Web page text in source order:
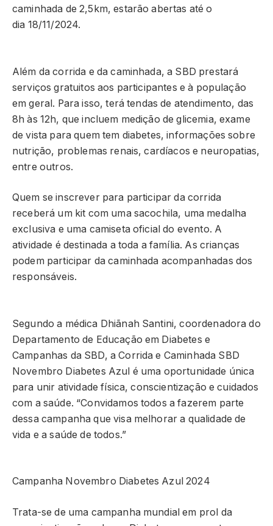
caminhada de 2,5km, estarão abertas até o
dia 18/11/2024.
Além da corrida e da caminhada, a SBD prestará
serviços gratuitos aos participantes e à população
em geral. Para isso, terá tendas de atendimento, das
8h às 12h, que incluem medição de glicemia, exame
de vista para quem tem diabetes, informações sobre
nutrição, problemas renais, cardíacos e neuropatias,
entre outros.
Quem se inscrever para participar da corrida
receberá um kit com uma sacochila, uma medalha
exclusiva e uma camiseta oficial do evento. A
atividade é destinada a toda a família. As crianças
podem participar da caminhada acompanhadas dos
responsáveis.
Segundo a médica Dhiãnah Santini, coordenadora do
Departamento de Educação em Diabetes e
Campanhas da SBD, a Corrida e Caminhada SBD
Novembro Diabetes Azul é uma oportunidade única
para unir atividade física, conscientização e cuidados
com a saúde. “Convidamos todos a fazerem parte
dessa campanha que visa melhorar a qualidade de
vida e a saúde de todos.”
Campanha Novembro Diabetes Azul 2024
Trata-se de uma campanha mundial em prol da